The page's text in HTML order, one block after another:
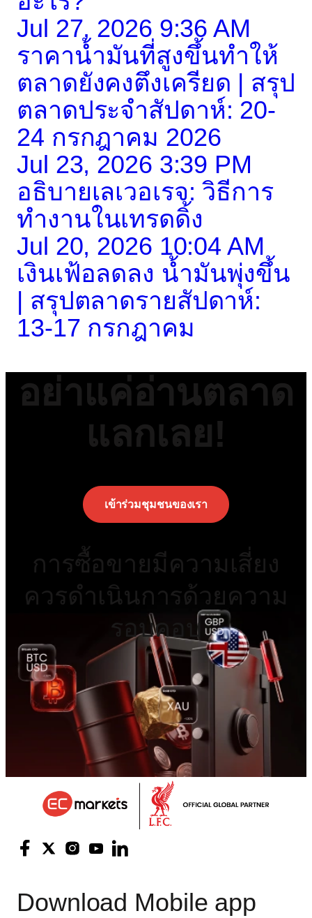
Jul 27, 2026 9:36 AM
ราคาน้ำมันที่สูงขึ้นทำให้
ตลาดยังคงตึงเครียด | สรุป
ตลาดประจำสัปดาห์: 20-
24 กรกฎาคม 2026
Jul 23, 2026 3:39 PM
อธิบายเลเวอเรจ: วิธีการ
ทำงานในเทรดดิ้ง
Jul 20, 2026 10:04 AM
เงินเฟ้อลดลง น้ำมันพุ่งขึ้น
| สรุปตลาดรายสัปดาห์:
13-17 กรกฎาคม
อย่าแค่อ่านตลาด
แลกเลย!
เข้าร่วมชุมชนของเรา
การซื้อขายมีความเสี่ยง
ควรดำเนินการด้วยความ
รอบคอบ
Download Mobile app